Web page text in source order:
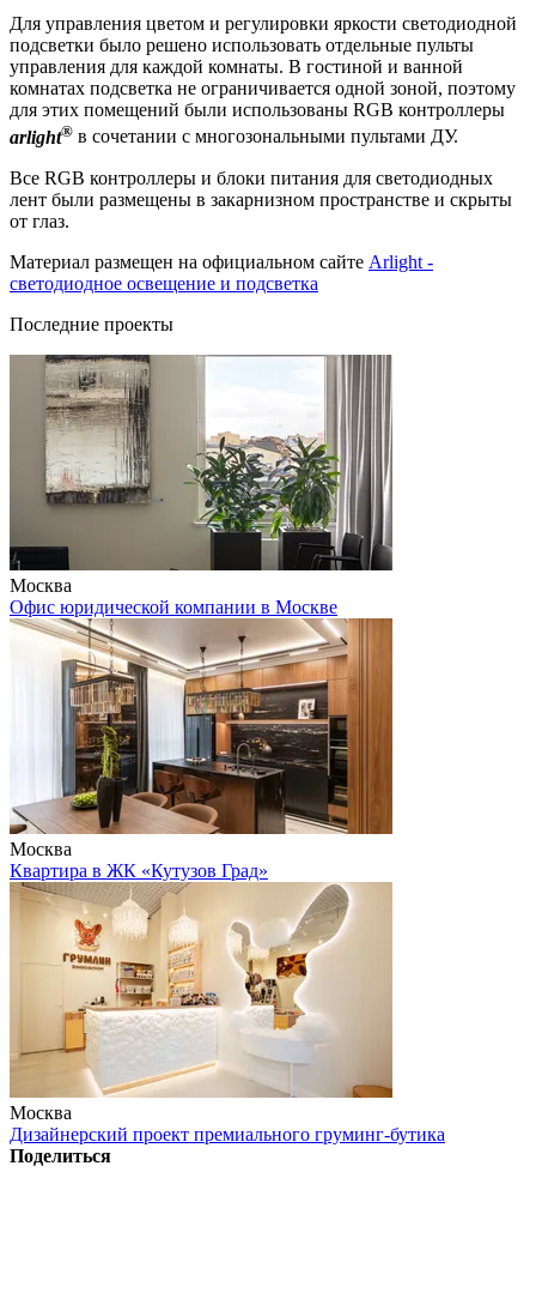
Для управления цветом и регулировки яркости светодиодной
подсветки было решено использовать отдельные пульты
управления для каждой комнаты. В гостиной и ванной
комнатах подсветка не ограничивается одной зоной, поэтому
для этих помещений были использованы RGB контроллеры
arlight® в сочетании с многозональными пультами ДУ.
Все RGB контроллеры и блоки питания для светодиодных
лент были размещены в закарнизном пространстве и скрыты
от глаз.
Материал размещен на официальном сайте Arlight -
светодиодное освещение и подсветка
Последние проекты
Москва
Офис юридической компании в Москве
Москва
Квартира в ЖК «Кутузов Град»
Москва
Дизайнерский проект премиального груминг-бутика
Поделиться